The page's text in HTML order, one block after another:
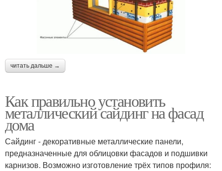
читать дальше →
Как правильно установить
металлический сайдинг на фасад
дома
Сайдинг - декоративные металлические панели,
предназначенные для облицовки фасадов и подшивки
карнизов. Возможно изготовление трёх типов профиля: